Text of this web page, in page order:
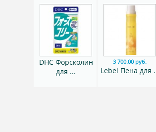
DHC Форсколин
для ...
3 700.00 руб.
Lebel Пена для